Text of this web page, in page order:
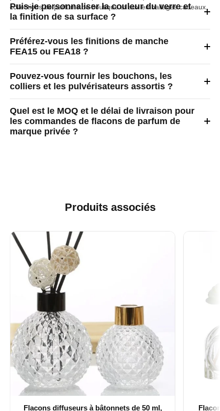
parfums privées, aux marques de cosmétiques de luxe, aux
collections de parfums de boutique et aux emballages cadeaux.
Puis-je personnaliser la couleur du verre et
Préférez-vous les finitions de manche
Pouvez-vous fournir les bouchons, les
colliers et les pulvérisateurs assortis ?
Quel est le MOQ et le délai de livraison pour
les commandes de flacons de parfum de
marque privée ?
Produits associés